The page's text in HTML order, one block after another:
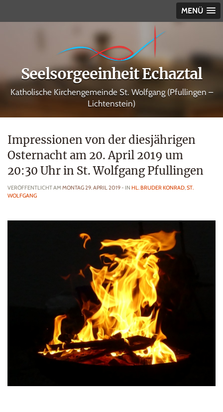
MENÜ
Seelsorgeeinheit Echaztal
Katholische Kirchengemeinde St. Wolfgang (Pfullingen –
Lichtenstein)
Impressionen von der diesjährigen
Osternacht am 20. April 2019 um
20:30 Uhr in St. Wolfgang Pfullingen
VERÖFFENTLICHT AMMONTAG 29. APRIL 2019- IN HL. BRUDER KONRAD,ST.
WOLFGANG